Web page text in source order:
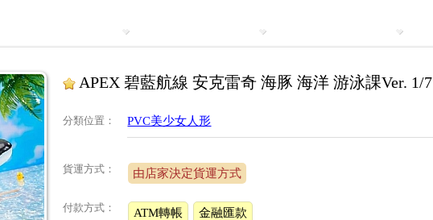
APEX 碧藍航線 安克雷奇 海豚 海洋 游泳課Ver. 1/7
分類位置 ： PVC美少女人形
貨運方式： 由店家決定貨運方式
付款方式： ATM轉帳 金融匯款